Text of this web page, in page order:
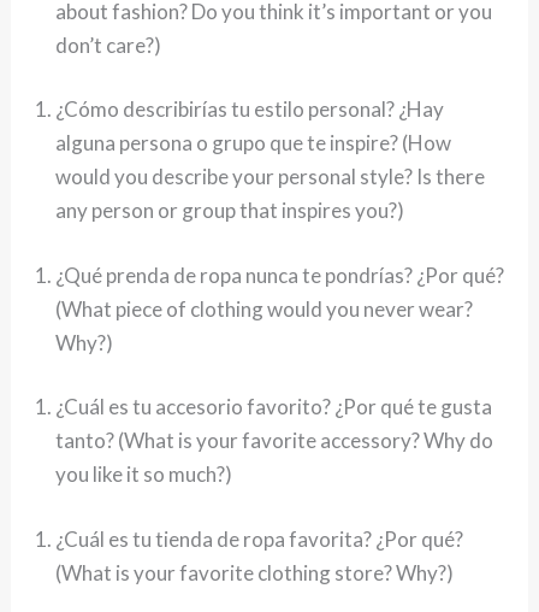
about fashion? Do you think it’s important or you
don’t care?)
¿Cómo describirías tu estilo personal? ¿Hay
alguna persona o grupo que te inspire? (How
would you describe your personal style? Is there
any person or group that inspires you?)
¿Qué prenda de ropa nunca te pondrías? ¿Por qué?
(What piece of clothing would you never wear?
Why?)
¿Cuál es tu accesorio favorito? ¿Por qué te gusta
tanto? (What is your favorite accessory? Why do
you like it so much?)
¿Cuál es tu tienda de ropa favorita? ¿Por qué?
(What is your favorite clothing store? Why?)